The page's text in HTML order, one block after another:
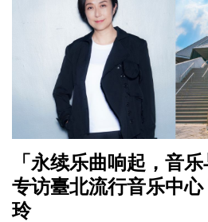
「永续乐曲响起，音乐
专访臺北流行音乐中
玲